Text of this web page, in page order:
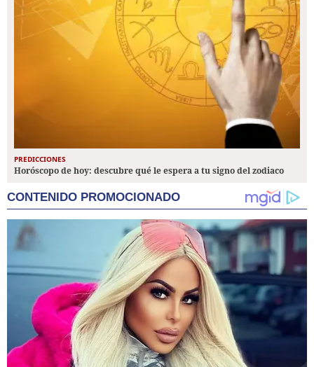
PREDICCIONES
Horóscopo de hoy: descubre qué le espera a tu signo del zodiaco
CONTENIDO PROMOCIONADO